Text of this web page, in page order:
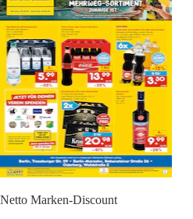
Netto Marken-Discount